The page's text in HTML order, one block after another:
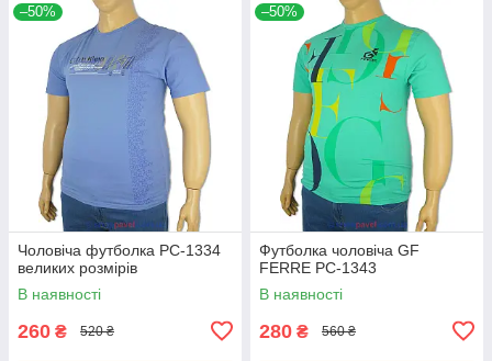
–50%
Чоловіча футболка PC-1334
великих розмірів
В наявності
260 ₴ 520 ₴
–50%
Футболка чоловіча GF
FERRE PC-1343
В наявності
280 ₴ 560 ₴